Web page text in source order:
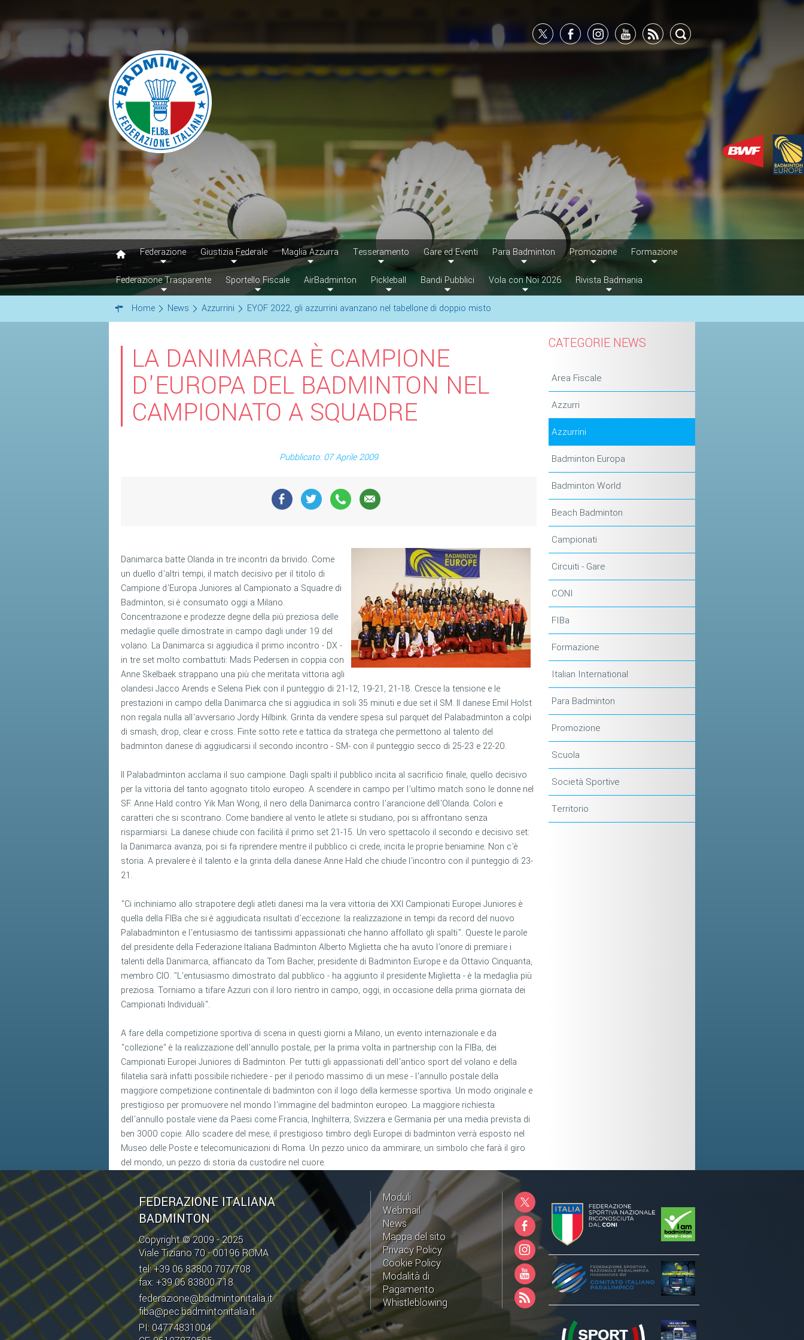
Federazione Giustizia Federale Maglia Azzurra Tesseramento Gare ed Eventi Para Badminton Promozione Formazione
Federazione Trasparente Sportello Fiscale AirBadminton Pickleball Bandi Pubblici Vola con Noi 2026 Rivista Badmania
Home News Azzurrini EYOF 2022, gli azzurrini avanzano nel tabellone di doppio misto
LA DANIMARCA È CAMPIONE
D'EUROPA DEL BADMINTON NEL
CAMPIONATO A SQUADRE
Pubblicato: 07 Aprile 2009
Danimarca batte Olanda in tre incontri da brivido. Come
un duello d'altri tempi, il match decisivo per il titolo di
Campione d'Europa Juniores al Campionato a Squadre di
Badminton, si è consumato oggi a Milano.
Concentrazione e prodezze degne della più preziosa delle
medaglie quelle dimostrate in campo dagli under 19 del
volano. La Danimarca si aggiudica il primo incontro - DX -
in tre set molto combattuti: Mads Pedersen in coppia con
Anne Skelbaek strappano una più che meritata vittoria agli
olandesi Jacco Arends e Selena Piek con il punteggio di 21-12, 19-21, 21-18. Cresce la tensione e le
prestazioni in campo della Danimarca che si aggiudica in soli 35 minuti e due set il SM. Il danese Emil Holst
non regala nulla all'avversario Jordy Hilbink. Grinta da vendere spesa sul parquet del Palabadminton a colpi
di smash, drop, clear e cross. Finte sotto rete e tattica da stratega che permettono al talento del
badminton danese di aggiudicarsi il secondo incontro - SM- con il punteggio secco di 25-23 e 22-20.
Il Palabadminton acclama il suo campione. Dagli spalti il pubblico incita al sacrificio finale, quello decisivo
per la vittoria del tanto agognato titolo europeo. A scendere in campo per l'ultimo match sono le donne nel
SF. Anne Hald contro Yik Man Wong, il nero della Danimarca contro l'arancione dell'Olanda. Colori e
caratteri che si scontrano. Come bandiere al vento le atlete si studiano, poi si affrontano senza
risparmiarsi. La danese chiude con facilità il primo set 21-15. Un vero spettacolo il secondo e decisivo set:
la Danimarca avanza, poi si fa riprendere mentre il pubblico ci crede, incita le proprie beniamine. Non c'è
storia. A prevalere è il talento e la grinta della danese Anne Hald che chiude l'incontro con il punteggio di 23-
21.
"Ci inchiniamo allo strapotere degli atleti danesi ma la vera vittoria dei XXI Campionati Europei Juniores è
quella della FIBa che si è aggiudicata risultati d'eccezione: la realizzazione in tempi da record del nuovo
Palabadminton e l'entusiasmo dei tantissimi appassionati che hanno affollato gli spalti". Queste le parole
del presidente della Federazione Italiana Badminton Alberto Miglietta che ha avuto l'onore di premiare i
talenti della Danimarca, affiancato da Tom Bacher, presidente di Badminton Europe e da Ottavio Cinquanta,
membro CIO. "L'entusiasmo dimostrato dal pubblico - ha aggiunto il presidente Miglietta - è la medaglia più
preziosa. Torniamo a tifare Azzuri con il loro rientro in campo, oggi, in occasione della prima giornata dei
Campionati Individuali".
A fare della competizione sportiva di scena in questi giorni a Milano, un evento internazionale e da
"collezione" è la realizzazione dell'annullo postale, per la prima volta in partnership con la FIBa, dei
Campionati Europei Juniores di Badminton. Per tutti gli appassionati dell'antico sport del volano e della
filatelia sarà infatti possibile richiedere - per il periodo massimo di un mese - l'annullo postale della
maggiore competizione continentale di badminton con il logo della kermesse sportiva. Un modo originale e
prestigioso per promuovere nel mondo l'immagine del badminton europeo. La maggiore richiesta
dell'annullo postale viene da Paesi come Francia, Inghilterra, Svizzera e Germania per una media prevista di
ben 3000 copie. Allo scadere del mese, il prestigioso timbro degli Europei di badminton verrà esposto nel
Museo delle Poste e telecomunicazioni di Roma. Un pezzo unico da ammirare, un simbolo che farà il giro
del mondo, un pezzo di storia da custodire nel cuore.
CATEGORIE NEWS
Area Fiscale
Azzurri
Azzurrini
Badminton Europa
Badminton World
Beach Badminton
Campionati
Circuiti - Gare
CONI
FIBa
Formazione
Italian International
Para Badminton
Promozione
Scuola
Società Sportive
Territorio
FEDERAZIONE ITALIANA
BADMINTON
Copyright © 2009 - 2025
Viale Tiziano 70 - 00196 ROMA
tel: +39 06 83800 707/708
fax: +39 06 83800 718
federazione@badmintonitalia.it
fiba@pec.badmintonitalia.it
PI: 04774831004
Moduli
Webmail
News
Mappa del sito
Privacy Policy
Cookie Policy
Modalità di
Pagamento
Whistleblowing